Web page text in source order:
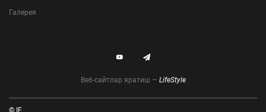
Галерея
Веб-сайтлар яратиш — LifeStyle
© IF